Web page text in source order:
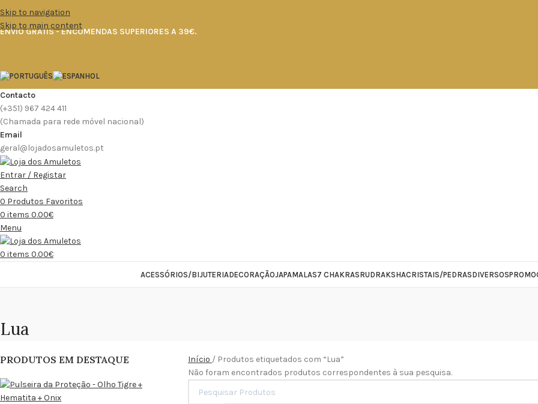
Skip to navigation
Skip to main content
ENVIO GRÁTIS - ENCOMENDAS SUPERIORES A 39€.
Contacto
(+351) 967 424 411
(Chamada para rede móvel nacional)
Email
geral@lojadosamuletos.pt
Entrar / Registar
Search
0 Produtos Favoritos
0 items 0.00€
Menu
0 items 0.00€
ACESSÓRIOS/BIJUTERIADECORAÇÃOJAPAMALAS7 CHAKRASRUDRAKSHACRISTAIS/PEDRASDIVERSOS
Lua
PRODUTOS EM DESTAQUE Início
Produtos etiquetados com “Lua”
Não foram encontrados produtos correspondentes à sua pesquisa.